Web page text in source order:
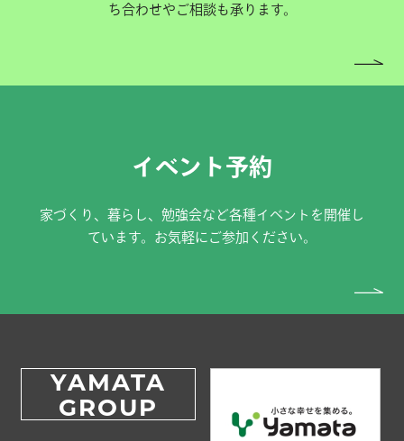
ち合わせやご相談も承ります。
イベント予約
家づくり、暮らし、勉強会など各種イベントを開催し
ています。お気軽にご参加ください。
YAMATA
GROUP